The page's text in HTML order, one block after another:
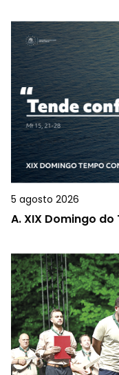
5 agosto 2026
A.XIX Domingo